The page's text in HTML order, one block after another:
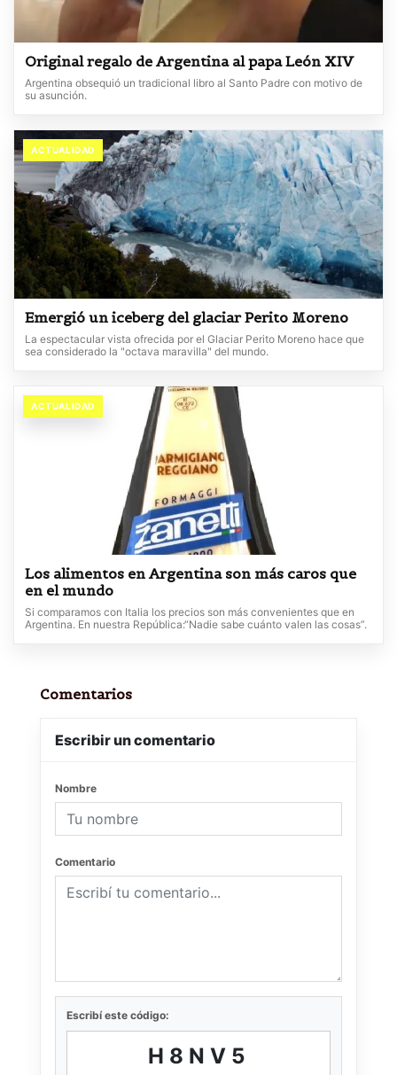
Original regalo de Argentina al papa León XIV
Argentina obsequió un tradicional libro al Santo Padre con motivo de
su asunción.
ACTUALIDAD
Emergió un iceberg del glaciar Perito Moreno
La espectacular vista ofrecida por el Glaciar Perito Moreno hace que
sea considerado la "octava maravilla" del mundo.
ACTUALIDAD
Los alimentos en Argentina son más caros que
en el mundo
Si comparamos con Italia los precios son más convenientes que en
Argentina. En nuestra República:“Nadie sabe cuánto valen las cosas”.
Comentarios
Escribir un comentario
Nombre
Comentario
Escribí este código:
H8NV5